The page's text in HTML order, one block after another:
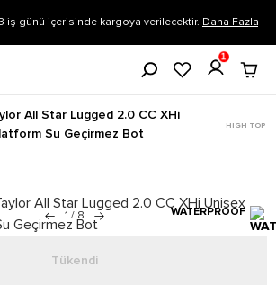
içerisinde kargoya verilecektir.Daha Fazla Bilgi
1
All Star Lugged 2.0 CC XHi
Su Geçirmez Bot
HIGH TOP
1 / 8 WATERPROOF
Tükendi